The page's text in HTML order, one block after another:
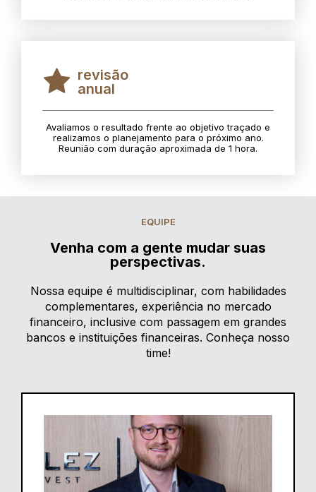
revisão
anual
Avaliamos o resultado frente ao objetivo traçado e
realizamos o planejamento para o próximo ano.
Reunião com duração aproximada de 1 hora.
EQUIPE
Venha com a gente mudar suas
perspectivas.
Nossa equipe é multidisciplinar, com habilidades
complementares, experiência no mercado
financeiro, inclusive com passagem em grandes
bancos e instituições financeiras. Conheça nosso
time!